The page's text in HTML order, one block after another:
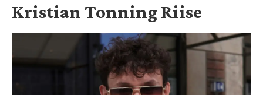
Kristian Tonning Riise